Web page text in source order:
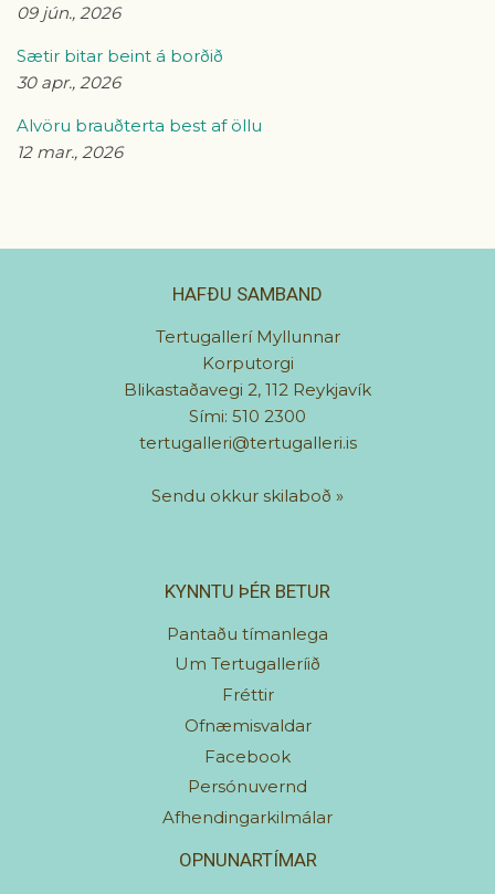
09 jún., 2026
Sætir bitar beint á borðið
30 apr., 2026
Alvöru brauðterta best af öllu
12 mar., 2026
HAFÐU SAMBAND
Tertugallerí Myllunnar
Korputorgi
Blikastaðavegi 2, 112 Reykjavík
Sími: 510 2300
tertugalleri@tertugalleri.is
Sendu okkur skilaboð »
KYNNTU ÞÉR BETUR
Pantaðu tímanlega
Um Tertugalleríið
Fréttir
Ofnæmisvaldar
Facebook
Persónuvernd
Afhendingarkilmálar
OPNUNARTÍMAR